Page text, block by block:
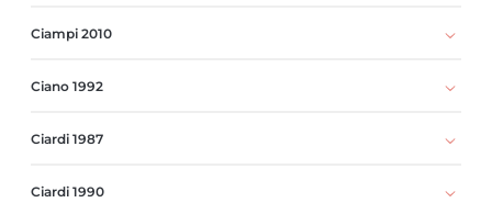
Ciampi 2010
Ciano 1992
Ciardi 1987
Ciardi 1990